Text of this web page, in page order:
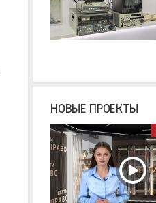
НОВЫЕ ПРОЕКТЫ